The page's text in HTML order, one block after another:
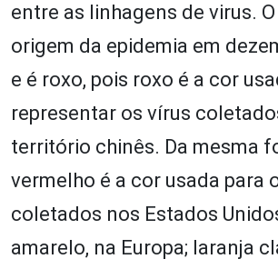
entre as linhagens de virus.
origem da epidemia em
e é roxo, pois roxo é a cor
representar os vírus
território chinês. Da mesma
vermelho é a cor usada para
coletados nos Estados
amarelo, na Europa; laranja